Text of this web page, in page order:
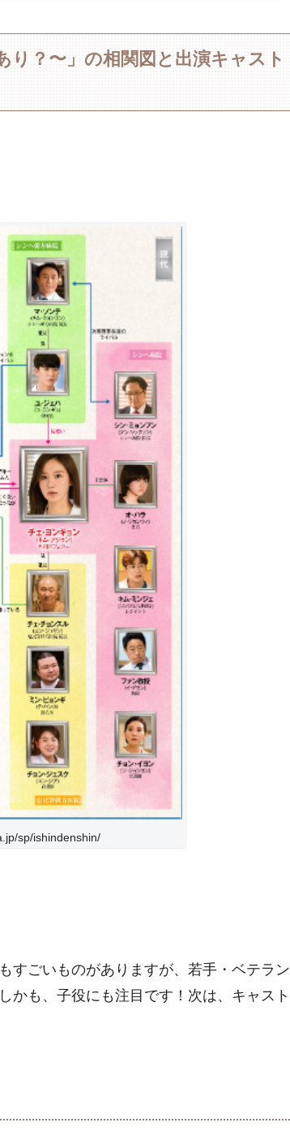
り？〜」の相関図と出演キャスト
sp/ishindenshin/
すごいものがありますが、若手・ベテラン
かも、子役にも注目です！次は、キャスト